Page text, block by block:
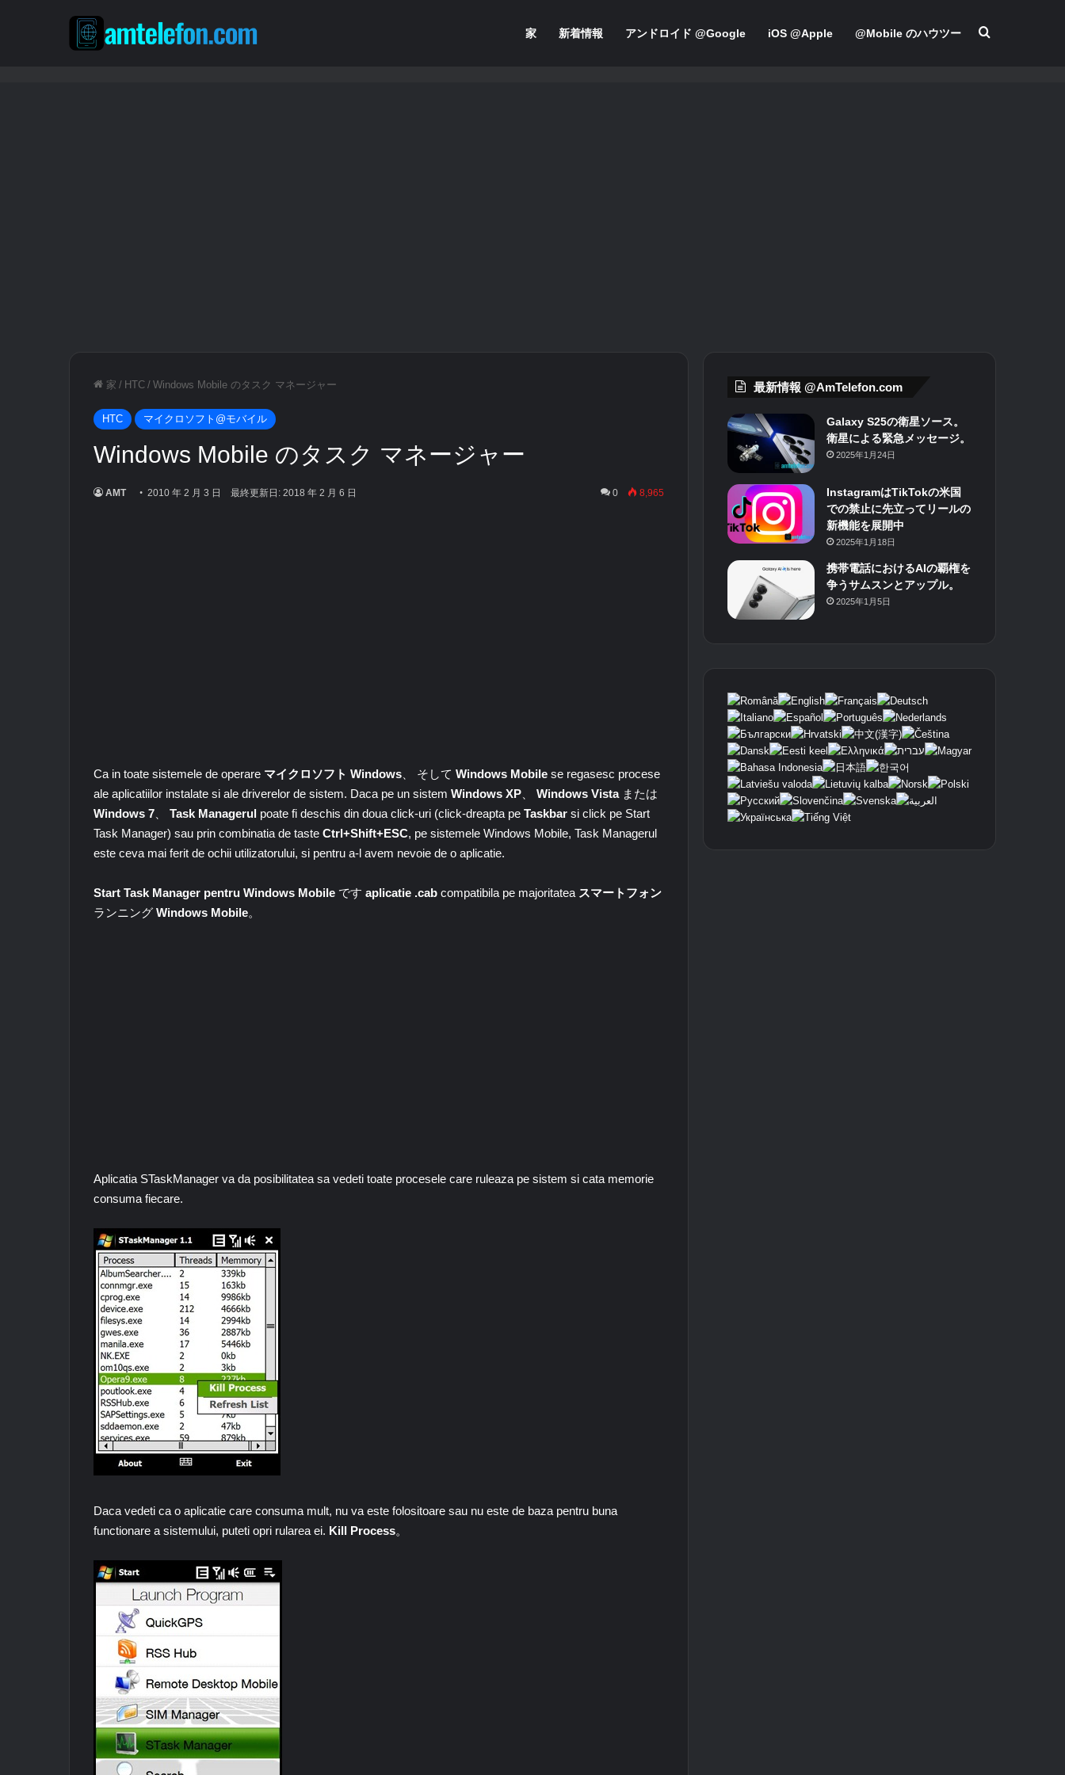
家 新着情報 アンドロイド @Google iOS @Apple @Mobile のハウツー
家 / HTC / Windows Mobile のタスク マネージャー
HTC マイクロソフト@モバイル
Windows Mobile のタスク マネージャー
AMT 2010 年 2 月 3 日 最終更新日: 2018 年 2 月 6 日 0 8,965
Ca in toate sistemele de operare マイクロソフト Windows 、 そして Windows Mobile se regasesc procese
ale aplicatiilor instalate si ale driverelor de sistem. Daca pe un sistem Windows XP Windows Vistaまたは
Windows 7
Task Managerul poate fi deschis din doua click-uri (click-dreapta pe Taskbar si click pe Start
Task Manager) sau prin combinatia de taste Ctrl+Shift+ESC, pe sistemele Windows Mobile, Task Managerul
este ceva mai ferit de ochii utilizatorului, si pentru a-l avem nevoie de o aplicatie.
Start Task Manager pentru Windows Mobile です aplicatie .cab compatibila pe majoritatea スマートフォン
ランニング Windows Mobile。
Aplicatia STaskManager va da posibilitatea sa vedeti toate procesele care ruleaza pe sistem si cata memorie
consuma fiecare.
Daca vedeti ca o aplicatie care consuma mult, nu va este folositoare sau nu este de baza pentru buna
functionare a sistemului, puteti opri rularea ei. Kill Process。
最新情報 @AmTelefon.com
Galaxy S25の衛星ソース。
衛星による緊急メッセージ。
2025年1月24日
InstagramはTikTokの米国
での禁止に先立ってリールの
新機能を展開中
2025年1月18日
携帯電話におけるAIの覇権を
争うサムスンとアップル。
2025年1月5日